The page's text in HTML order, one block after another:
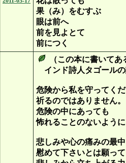
果（み）をむすぶ
眼は前へ
前を見よとて
前につく
（この本に書いてあ
インド詩人タゴール
危険から私を守ってく
祈るのではありません。
危険の中にあっても
怖れることのないよう
悲しみや心の痛みの最
慰めて下さいとは願っ